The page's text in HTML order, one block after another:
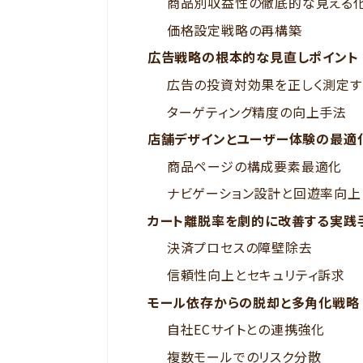
価格設定戦略の再構築
広告戦略の根本的な見直しポイント
広告の投資対効果を正しく測定
ターゲティング精度の向上手法
店舗デザインとユーザー体験の最適
商品ページの構成要素最適化
ナビゲーション設計と回遊率向上
カート離脱率を劇的に改善する実践
決済プロセスの障壁除去
信頼性向上とセキュリティ訴求
モール依存からの脱却と多角化戦略
自社ECサイトとの連携強化
複数モールでのリスク分散